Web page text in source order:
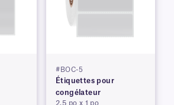
#BOC-5
Étiquettes pour
congélateur
2,5 po x 1 po